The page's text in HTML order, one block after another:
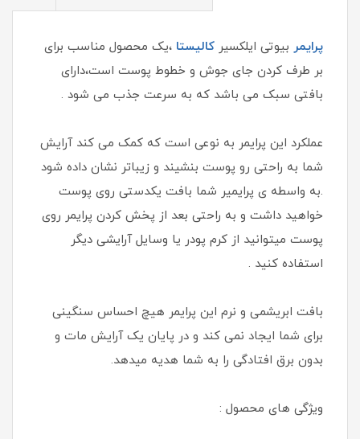
پرایمر بیوتی ایلکسیر کالیستا ،یک محصول مناسب برای
بر طرف کردن جای جوش و خطوط پوست است،دارای
بافتی سبک می باشد که به سرعت جذب می شود .
عملکرد این پرایمر به نوعی است که کمک می کند آرایش
شما به راحتی رو پوست بنشیند و زیباتر نشان داده شود
.به واسطه ی پرایمیر شما بافت یکدستی روی پوست
خواهید داشت و به راحتی بعد از پخش کردن پرایمر روی
پوست میتوانید از کرم پودر یا وسایل آرایشی دیگر
استفاده کنید .
بافت ابریشمی و نرم این پرایمر هیچ احساس سنگینی
برای شما ایجاد نمی کند و در پایان یک آرایش مات و
بدون برق افتادگی را به شما هدیه میدهد.
ویژگی های محصول :